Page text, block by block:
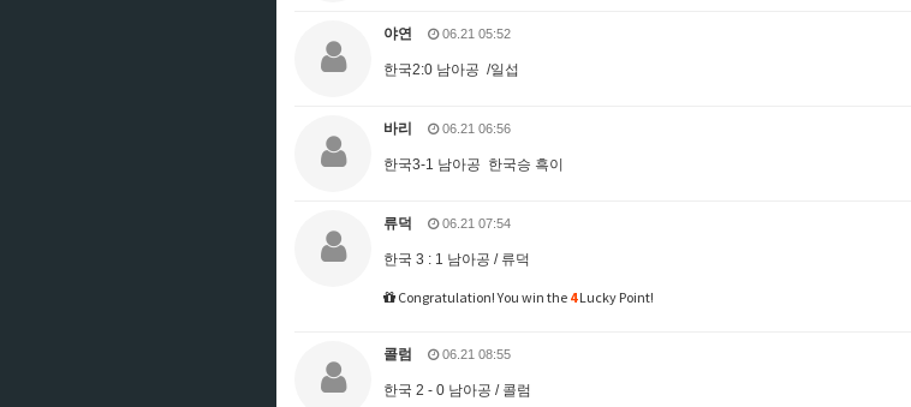
야연 06.21 05:52
한국2:0 남아공 /일섭
바리 06.21 06:56
한국3-1 남아공 한국승 흑이
류덕 06.21 07:54
한국 3 : 1 남아공 / 류덕
Congratulation! You win the 4Lucky Point!
콜럼 06.21 08:55
한국 2 - 0 남아공 / 콜럼